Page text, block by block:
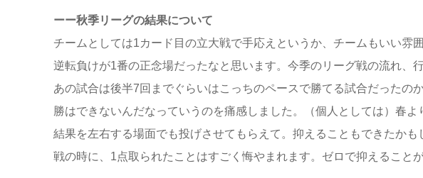
ーー秋季リーグの結果について
チームとしては1カード目の立大戦で手応えというか、チームもいい雰
逆転負けが1番の正念場だったなと思います。今季のリーグ戦の流れ、
あの試合は後半7回までぐらいはこっちのペースで勝てる試合だったの
勝はできないんだなっていうのを痛感しました。（個人としては）春
結果を左右する場面でも投げさせてもらえて。抑えることもできたか
戦の時に、1点取られたことはすごく悔やまれます。ゼロで抑えること